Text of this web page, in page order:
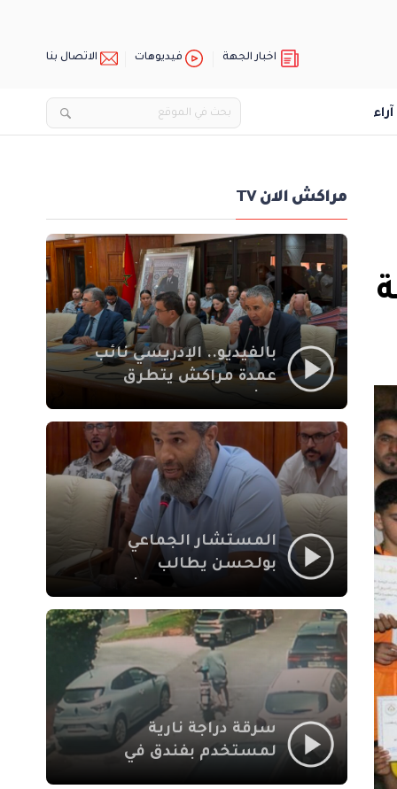
اخبار الجهة فيديوهات الاتصال بنا
آراء
مراكش الان TV
بالفيديو.. الإدريسي نائب
عمدة مراكش يتطرق
الاجتماعي في نقل
المحطة الطرقية إلى
العزوزية
المستشار الجماعي
بولحسن يطالب
أشغال شارع علال
الفاسي بمراكش
سرقة دراجة نارية
لمستخدم بفندق في